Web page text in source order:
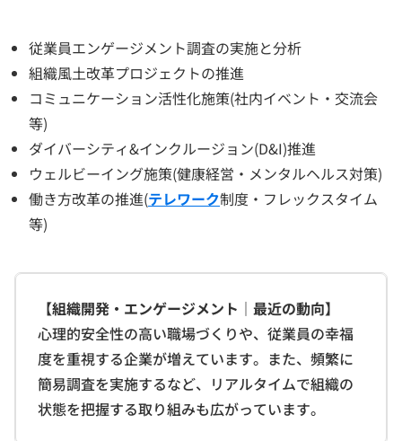
従業員エンゲージメント調査の実施と分析
組織風土改革プロジェクトの推進
コミュニケーション活性化施策(社内イベント・交流会
等)
ダイバーシティ&インクルージョン(D&I)推進
ウェルビーイング施策(健康経営・メンタルヘルス対策)
働き方改革の推進(テレワーク制度・フレックスタイム
等)
【組織開発・エンゲージメント｜最近の動向】
心理的安全性の高い職場づくりや、従業員の幸福
度を重視する企業が増えています。また、頻繁に
簡易調査を実施するなど、リアルタイムで組織の
状態を把握する取り組みも広がっています。